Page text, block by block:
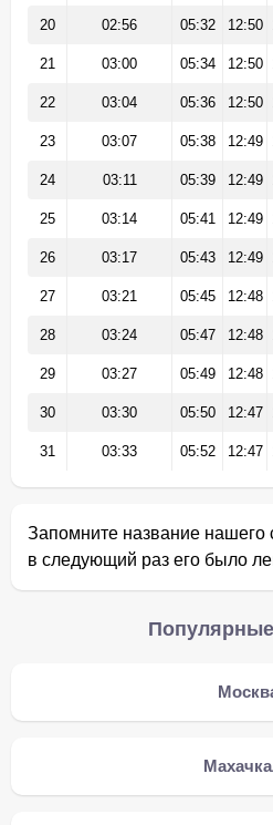
20 02:56 05:32 12:50
21 03:00 05:34 12:50
22 03:04 05:36 12:50
23 03:07 05:38 12:49
24 03:11 05:39 12:49
25 03:14 05:41 12:49
26 03:17 05:43 12:49
27 03:21 05:45 12:48
28 03:24 05:47 12:48
29 03:27 05:49 12:48
30 03:30 05:50 12:47
31 03:33 05:52 12:47
Запомните название нашего
в следующий раз его было